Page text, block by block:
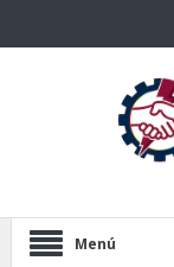
Menú